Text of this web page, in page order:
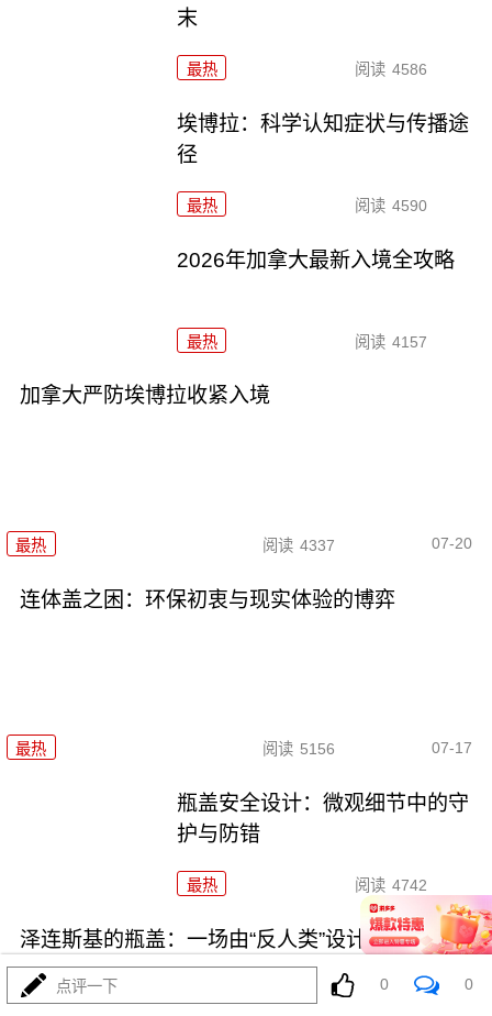
末
最热 阅读 4586
埃博拉：科学认知症状与传播途
径
最热 阅读 4590
2026年加拿大最新入境全攻略
最热 阅读 4157
加拿大严防埃博拉收紧入境
最热 阅读 4337 07-20
连体盖之困：环保初衷与现实体验的博弈
最热 阅读 5156 07-17
瓶盖安全设计：微观细节中的守
护与防错
最热 阅读 4742
泽连斯基的瓶盖：一场由“反人类”设计引发的环保
闹剧
点评一下 0 0